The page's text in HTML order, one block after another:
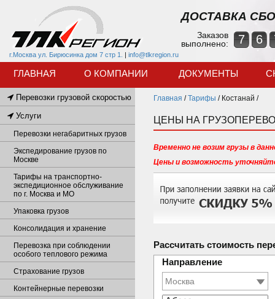
г.Москва ул. Бирюсинка дом 7 стр 1. | info@tlkregion.ru
ДОСТАВКА
Заказов
выполнено:
7 6
ГЛАВНАЯ О КОМПАНИИ ДОКУМЕНТЫ
Главная /Тарифы / Костанай /
ЦЕНЫ НА
Временно не возим грузы в
Цены и возможность
Рассчитать стоимость
Направление
Перевозки грузовой скоростью
Услуги
Перевозки негабаритных грузов
Экспедирование грузов по
Москве
Тарифы на транспортно-
экспедиционное обслуживание
по г. Москва и МО
Упаковка грузов
Консолидация и хранение
Перевозка при соблюдении
особого теплового режима
Страхование грузов
Контейнерные перевозки